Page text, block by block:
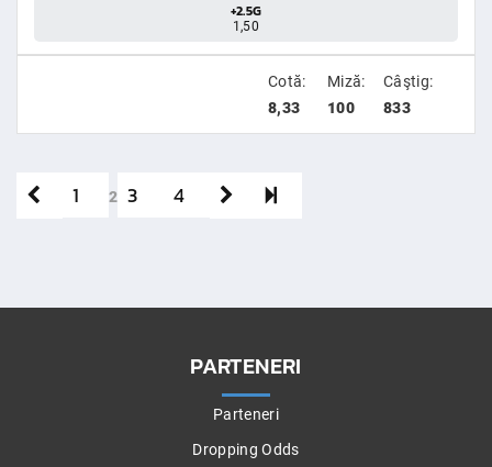
+2.5G
1,50
Cotă:
8,33
Miză:
100
Câştig:
833
1 2 3 4
PARTENERI
Parteneri
Dropping Odds